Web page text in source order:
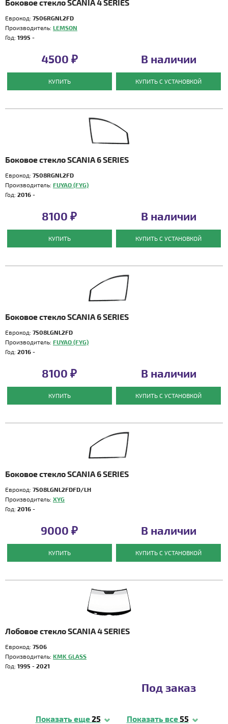
Боковое стекло SCANIA 4 SERIES
Еврокод: 7506RGNL2FD
Производитель: LEMSON
Год: 1995 -
4500 ₽
КУПИТЬ
В наличии
КУПИТЬ С УСТАНОВКОЙ
Боковое стекло SCANIA 6 SERIES
Еврокод: 7508RGNL2FD
Производитель: FUYAO (FYG)
Год: 2016 -
8100 ₽
КУПИТЬ
В наличии
КУПИТЬ С УСТАНОВКОЙ
Боковое стекло SCANIA 6 SERIES
Еврокод: 7508LGNL2FD
Производитель: FUYAO (FYG)
Год: 2016 -
8100 ₽
КУПИТЬ
В наличии
КУПИТЬ С УСТАНОВКОЙ
Боковое стекло SCANIA 6 SERIES
Еврокод: 7508LGNL2FDFD/LH
Производитель: XYG
Год: 2016 -
9000 ₽
КУПИТЬ
В наличии
КУПИТЬ С УСТАНОВКОЙ
Лобовое стекло SCANIA 4 SERIES
Еврокод: 7506
Производитель: KMK GLASS
Год: 1995 - 2021
Под заказ
Показать еще25 Показать все55